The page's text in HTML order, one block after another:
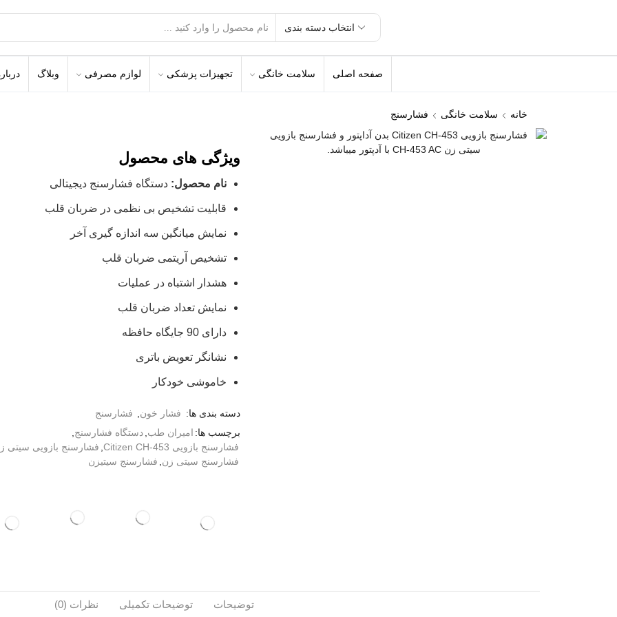
صفحه اصلی سلامت خانگی تجهیزات پزشکی لوازم مصرفی وبلاگ
خانه سلامت خانگی فشارسنج
ویژگی های محصول
نام محصول: دستگاه فشارسنج دیجیتالی
قابلیت تشخیص بی نظمی در ضربان قلب
نمایش میانگین سه اندازه گیری آخر
تشخیص آریتمی ضربان قلب
هشدار اشتباه در عملیات
نمایش تعداد ضربان قلب
دارای 90 جایگاه حافظه
نشانگر تعویض باتری
خاموشی خودکار
دسته بندی ها: فشار خون
فشارسنج
برچسب ها: امیران طب دستگاه فشارسنج
فشارسنج بازویی Citizen CH-453
, فشارسنج بازویی سیتی
فشارسنج سیتی زن فشارسنج سیتیزن
توضیحات توضیحات تکمیلی نظرات (0)